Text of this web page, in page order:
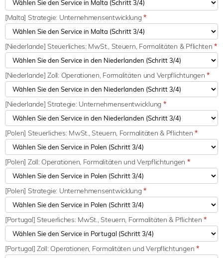
[Malta] Strategie: Unternehmensentwicklung*
[Niederlande] Steuerliches: MwSt., Steuern, Formalitäten & Pflichten*
[Niederlande] Zoll: Operationen, Formalitäten und Verpflichtungen*
[Niederlande] Strategie: Unternehmensentwicklung *
[Polen] Steuerliches: MwSt., Steuern, Formalitäten & Pflichten *
[Polen] Zoll: Operationen, Formalitäten und Verpflichtungen *
[Polen] Strategie: Unternehmensentwicklung*
[Portugal] Steuerliches: MwSt., Steuern, Formalitäten & Pflichten*
[Portugal] Zoll: Operationen, Formalitäten und Verpflichtungen *